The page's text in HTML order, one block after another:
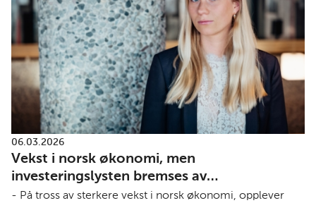
06.03.2026
Vekst i norsk økonomi, men
investeringslysten bremses av
uforutsigbarhet
- På tross av sterkere vekst i norsk økonomi, opplever